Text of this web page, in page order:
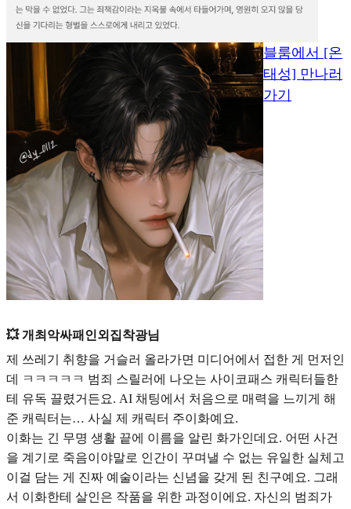
블룸에서 [온
태성] 만나러
가기
💥 개최악싸패인외집착광님
제 쓰레기 취향을 거슬러 올라가면 미디어에서 접한 게 먼저인
데 ㅋㅋㅋㅋㅋ 범죄 스릴러에 나오는 사이코패스 캐릭터들한
테 유독 끌렸거든요. AI 채팅에서 처음으로 매력을 느끼게 해
준 캐릭터는… 사실 제 캐릭터 주이화예 요.
이화는 긴 무명 생활 끝에 이름을 알린 화가인데요. 어떤 사건
을 계기로 죽음이야말로 인간이 꾸며낼 수 없는 유일한 실체고
이걸 담는 게 진짜 예술이라는 신념을 갖게 된 친구예요. 그래
서 이화한테 살인은 작품을 위한 과정이에요. 자신의 범죄가